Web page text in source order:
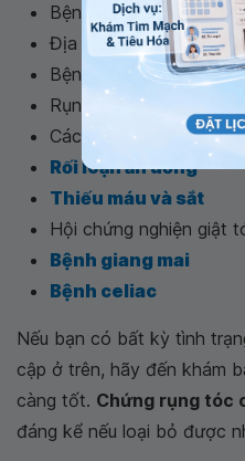
Bệnh sarcoid
Địa y
Bệnh
vảy nến da đầu
Rụng tóc từng vùng
Các vấn đề về tuyến
Rối loạn ăn uống
Thiếu máu và sắt
Hội chứng nghiện giật
Bệnh giang mai
Bệnh celiac
Nếu bạn có bất kỳ tình
cập ở trên, hãy đến khám
càng tốt. Chứng rụng tóc
đáng kể nếu loại bỏ được